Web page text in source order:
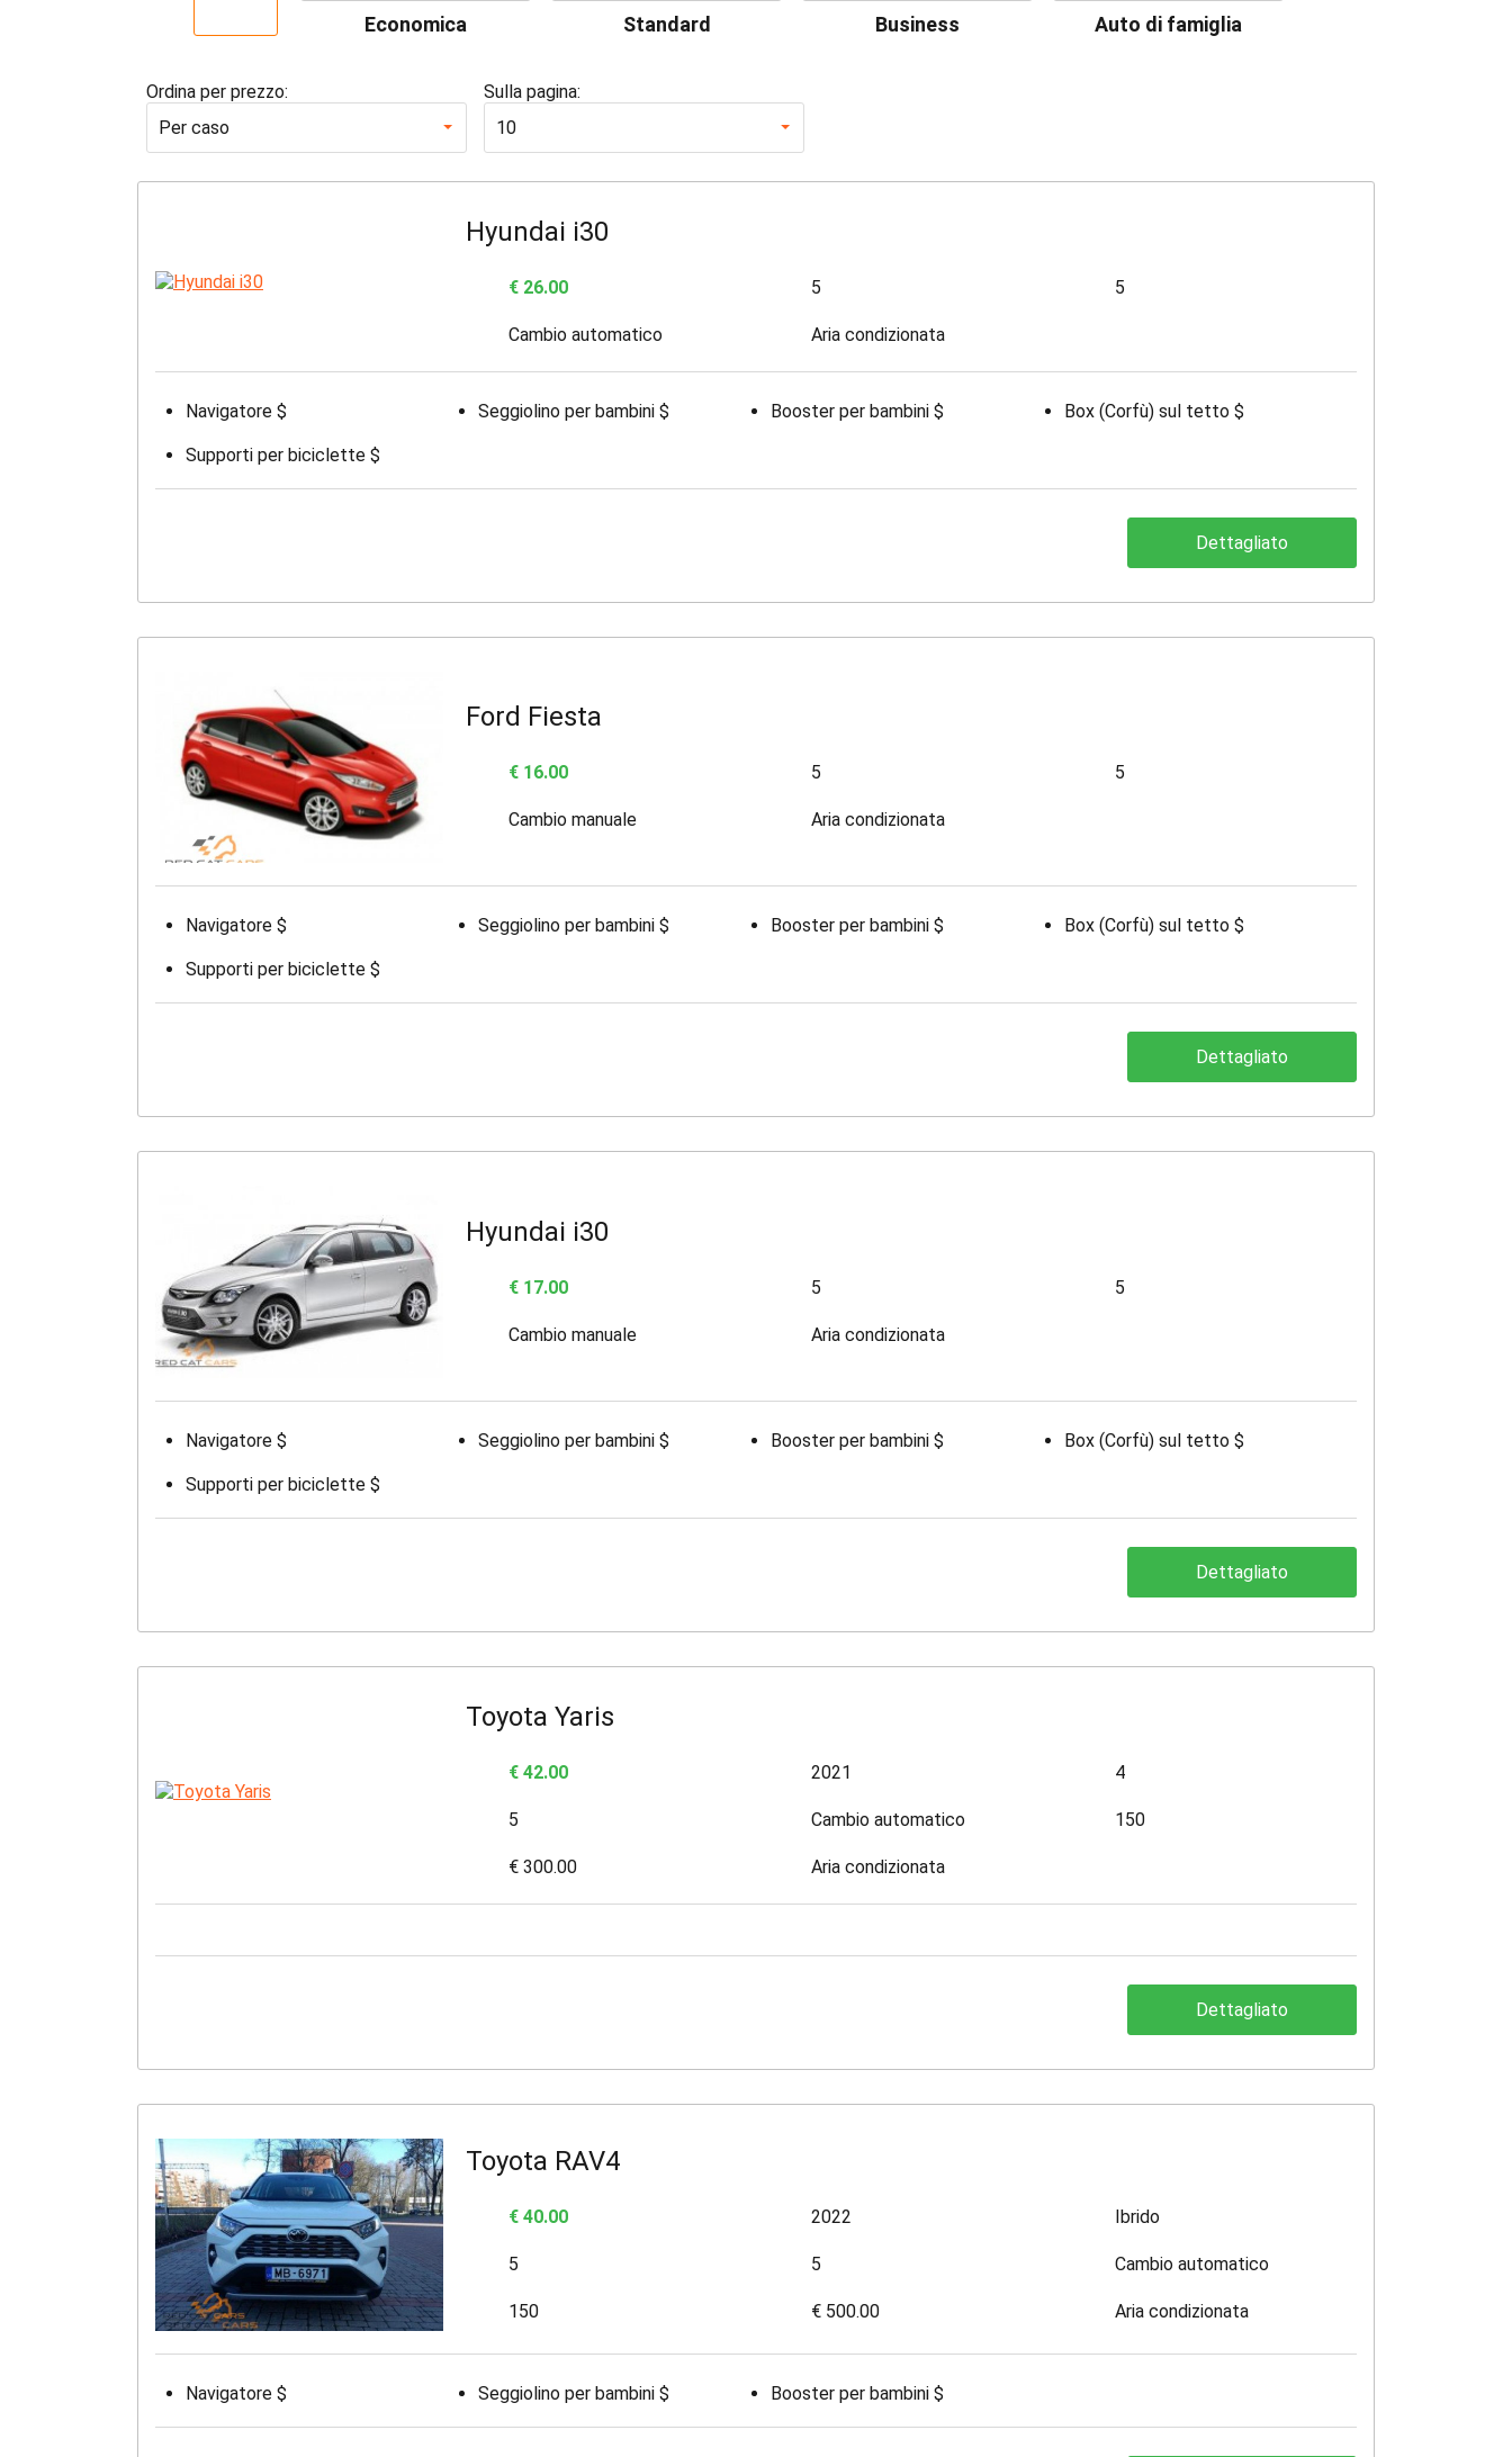
Economica Standard Business Auto di famiglia
Ordina per prezzo:
Per caso
Sulla pagina:
10
Hyundai i30
€ 26.00 5 5
Cambio automatico Aria condizionata
Navigatore $ Seggiolino per bambini $ Booster per bambini $ Box (Corfù) sul tetto $
Supporti per biciclette $
Dettagliato
Ford Fiesta
€ 16.00 5 5
Cambio manuale Aria condizionata
Navigatore $ Seggiolino per bambini $ Booster per bambini $ Box (Corfù) sul tetto $
Supporti per biciclette $
Dettagliato
Hyundai i30
€ 17.00 5 5
Cambio manuale Aria condizionata
Navigatore $ Seggiolino per bambini $ Booster per bambini $ Box (Corfù) sul tetto $
Supporti per biciclette $
Dettagliato
Toyota Yaris
€ 42.00 2021 4
5 Cambio automatico 150
€ 300.00 Aria condizionata
Dettagliato
Toyota RAV4
€ 40.00 2022 Ibrido
5 5 Cambio automatico
150 € 500.00 Aria condizionata
Navigatore $ Seggiolino per bambini $ Booster per bambini $